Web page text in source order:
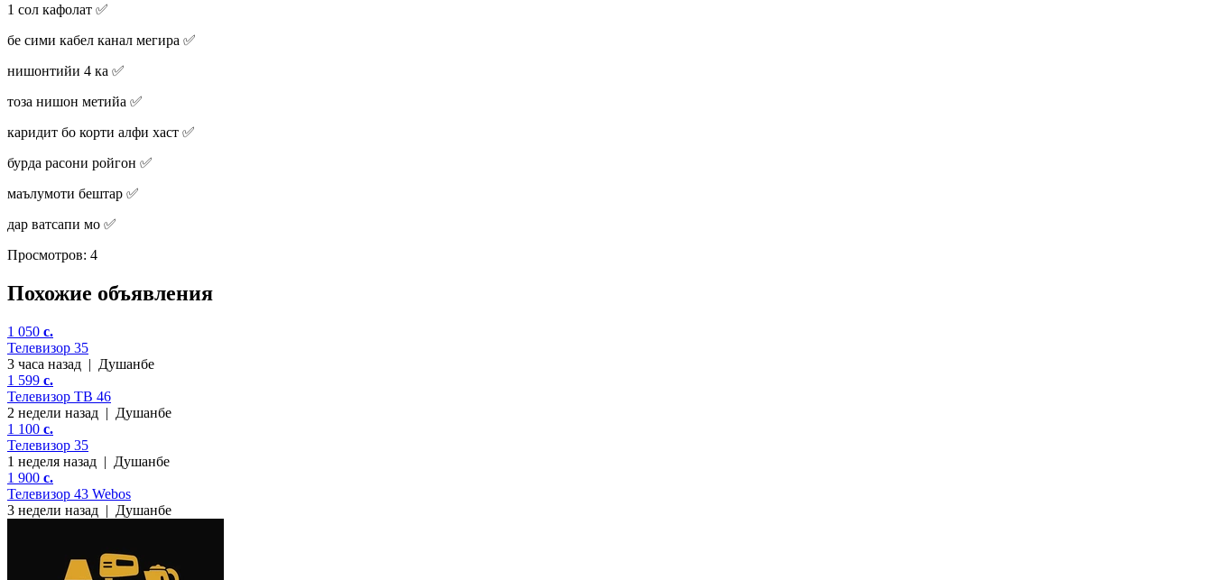
1 сол кафолат ✅️
бе сими кабел канал мегира ✅️
нишонтийи 4 ка ✅️
тоза нишон метийа ✅️
каридит бо корти алфи хаст ✅️
бурда расони ройгон ✅️
маълумоти бештар ✅️
дар ватсапи мо ✅️
Просмотров: 4
Похожие объявления
1 050 c.
Телевизор 35
3 часа назад | Душанбе
1 599 c.
Телевизор ТВ 46
2 недели назад | Душанбе
1 100 c.
Телевизор 35
1 неделя назад | Душанбе
1 900 c.
Телевизор 43 Webos
3 недели назад | Душанбе